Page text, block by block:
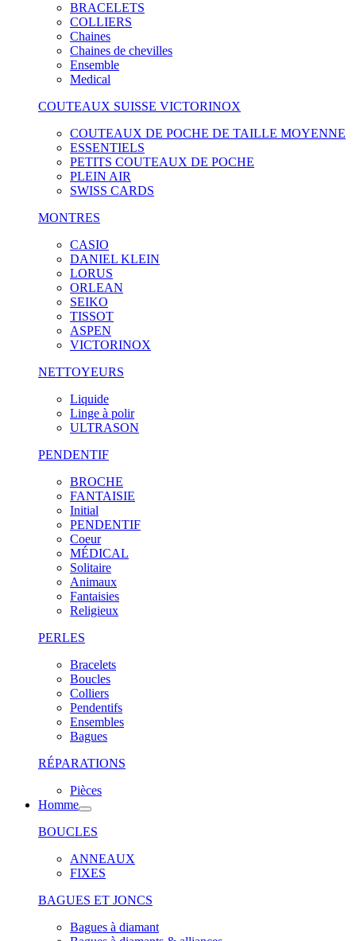
BRACELETS
COLLIERS
Chaines
Chaines de chevilles
Ensemble
Medical
COUTEAUX SUISSE VICTORINOX
COUTEAUX DE POCHE DE TAILLE MOYENNE
ESSENTIELS
PETITS COUTEAUX DE POCHE
PLEIN AIR
SWISS CARDS
MONTRES
CASIO
DANIEL KLEIN
LORUS
ORLEAN
SEIKO
TISSOT
ASPEN
VICTORINOX
NETTOYEURS
Liquide
Linge à polir
ULTRASON
PENDENTIF
BROCHE
FANTAISIE
Initial
PENDENTIF
Coeur
MÉDICAL
Solitaire
Animaux
Fantaisies
Religieux
PERLES
Bracelets
Boucles
Colliers
Pendentifs
Ensembles
Bagues
RÉPARATIONS
Pièces
Homme
BOUCLES
ANNEAUX
FIXES
BAGUES ET JONCS
Bagues à diamant